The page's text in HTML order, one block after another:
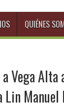
QUIÉNES
a Vega
Manuel